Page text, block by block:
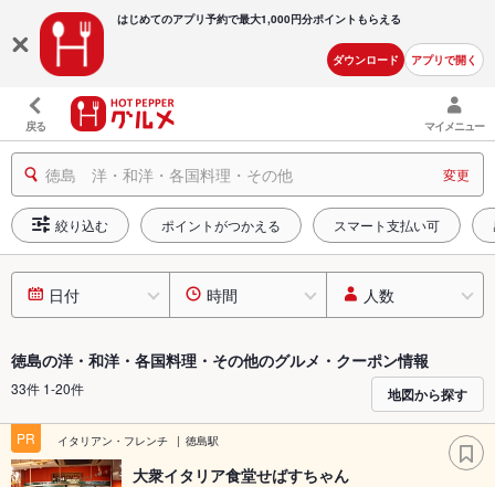
はじめてのアプリ予約で最大1,000円分ポイントもらえる
ダウンロード アプリで開く
戻る マイメニュー
徳島 洋・和洋・各国料理・その他 変更
絞り込む ポイントがつかえる スマート支払い可
日付 時間 人数
徳島の洋・和洋・各国料理・その他のグルメ・クーポン情報
33件 1-20件 地図から探す
PR イタリアン・フレンチ 徳島駅
大衆イタリア食堂せばすちゃん